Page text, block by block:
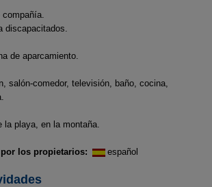
compañía.
discapacitados.
de aparcamiento.
salón-comedor, televisión, baño, cocina,
la playa, en la montaña.
los propietarios: español